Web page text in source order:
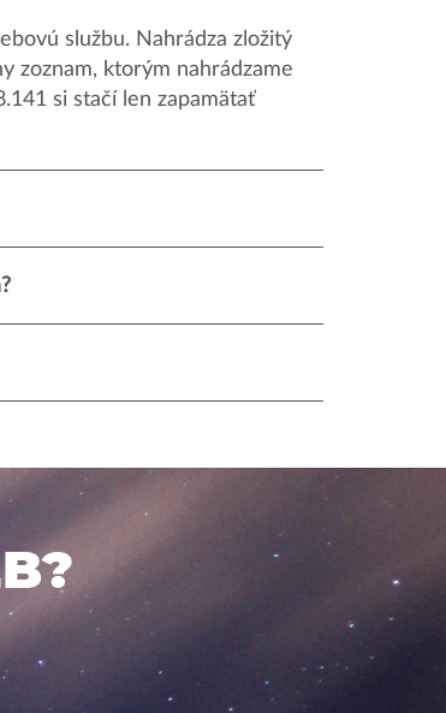
službu. Nahrádza zložitý
zoznam, ktorým nahrádzame
si stačí len zapamätať